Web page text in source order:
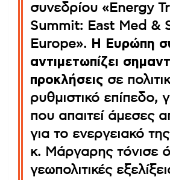
συνεδρίου «Energy
Summit: East Med &
Europe». Η Ευρώπη
αντιμετωπίζει
προκλήσεις σε
ρυθμιστικό επίπεδο,
που απαιτεί άμεσες
για το ενεργειακό
κ. Μάργαρης τόνισε
γεωπολιτικές